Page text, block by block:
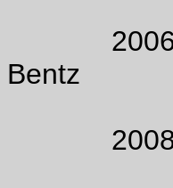
2006
Bentz
2008